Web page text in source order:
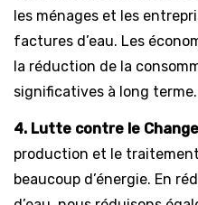
les ménages et les
factures d’eau. Les
la réduction de la
significatives à long terme.
4. Lutte contre le
production et le
beaucoup d’énergie. En